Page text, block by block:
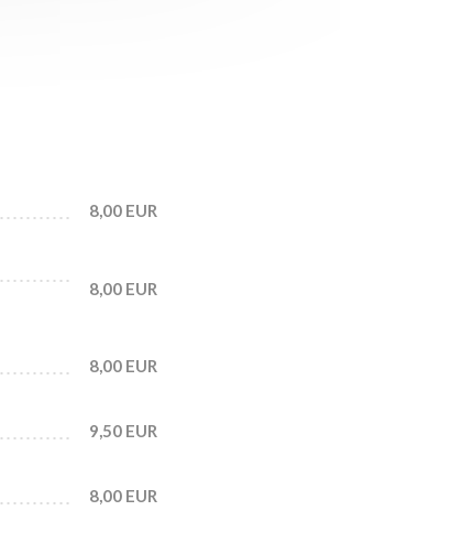
8,00 EUR
8,00 EUR
8,00 EUR
9,50 EUR
8,00 EUR